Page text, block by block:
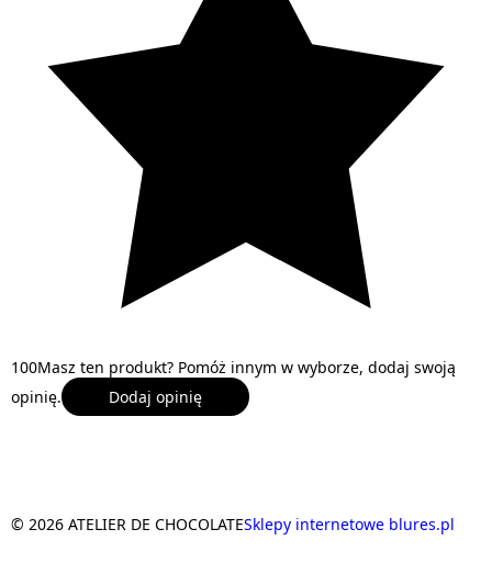
100Masz ten produkt? Pomóż innym w wyborze, dodaj swoją
opinię.
Dodaj opinię
© 2026 ATELIER DE CHOCOLATESklepy internetowe blures.pl